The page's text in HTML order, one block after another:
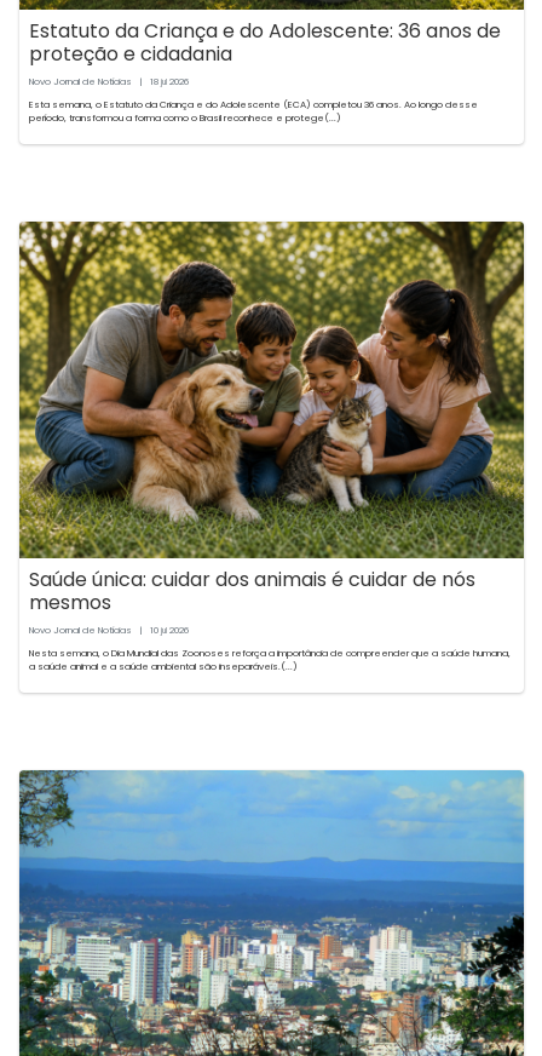
Estatuto da Criança e do Adolescente: 36 anos de
proteção e cidadania
Novo Jornal de Notícias | 18 jul2026
Esta semana, o Estatuto da Criança e do Adolescente (ECA) completou 36 anos. Ao longo desse
período, transformou a forma como o Brasil reconhece e protege(...)
Saúde única: cuidar dos animais é cuidar de nós
mesmos
Novo Jornal de Notícias | 10 jul2026
Nesta semana, o Dia Mundial das Zoonoses reforça a importância de compreender que a saúde humana,
a saúde animal e a saúde ambiental são inseparáveis.(...)